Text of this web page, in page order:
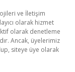
ve İletişim
olarak hizmet
olarak denetleme
Ancak, üyelerimiz
siteye üye olarak